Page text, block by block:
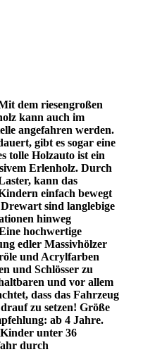
dem riesengroßen
kann auch im
angefahren werden.
gibt es sogar eine
tolle Holzauto ist ein
Erlenholz. Durch
kann das
einfach bewegt
sind langlebige
hinweg
hochwertige
edler Massivhölzer
und Acrylfarben
und Schlösser zu
und vor allem
dass das Fahrzeug
zu setzen! Größe
ab 4 Jahre.
unter 36
durch